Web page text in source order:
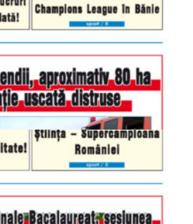
9.00 - 17.00
9.00 - 12.00